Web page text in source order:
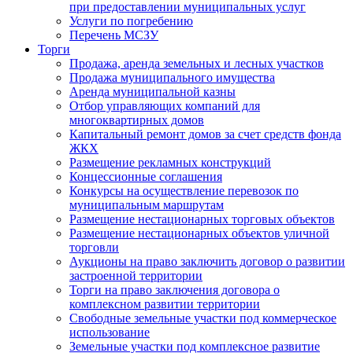
при предоставлении муниципальных услуг
Услуги по погребению
Перечень МСЗУ
Торги
Продажа, аренда земельных и лесных участков
Продажа муниципального имущества
Аренда муниципальной казны
Отбор управляющих компаний для
многоквартирных домов
Капитальный ремонт домов за счет средств фонда
ЖКХ
Размещение рекламных конструкций
Концессионные соглашения
Конкурсы на осуществление перевозок по
муниципальным маршрутам
Размещение нестационарных торговых объектов
Размещение нестационарных объектов уличной
торговли
Аукционы на право заключить договор о развитии
застроенной территории
Торги на право заключения договора о
комплексном развитии территории
Свободные земельные участки под коммерческое
использование
Земельные участки под комплексное развитие